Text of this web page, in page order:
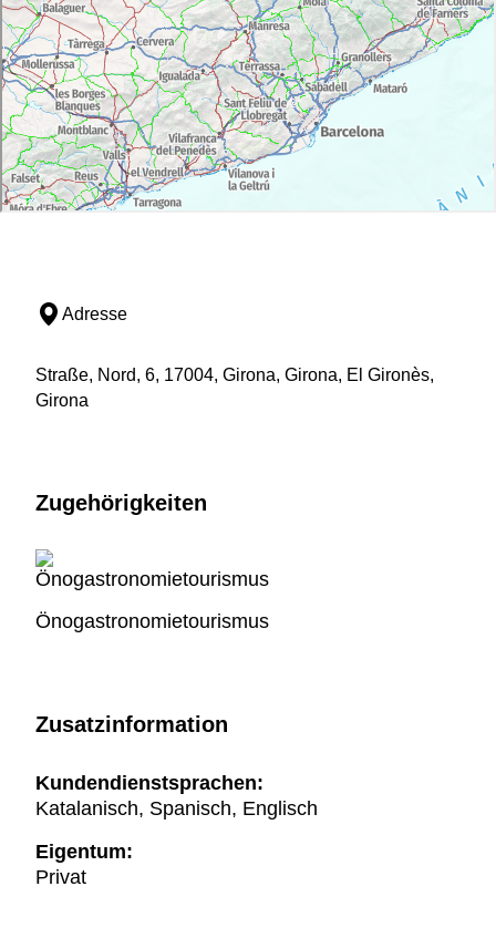
Adresse
Straße, Nord, 6, 17004, Girona, Girona, El Gironès,
Girona
Zugehörigkeiten
Önogastronomietourismus
Zusatzinformation
Kundendienstsprachen:
Katalanisch, Spanisch, Englisch
Eigentum:
Privat